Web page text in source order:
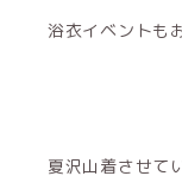
浴衣イベントも
夏沢山着させて